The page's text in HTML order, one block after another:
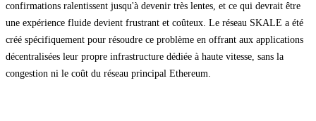
confirmations ralentissent jusqu'à devenir très lentes, et ce qui devrait être
une expérience fluide devient frustrant et coûteux. Le réseau SKALE a été
créé spécifiquement pour résoudre ce problème en offrant aux applications
décentralisées leur propre infrastructure dédiée à haute vitesse, sans la
congestion ni le coût du réseau principal Ethereum.